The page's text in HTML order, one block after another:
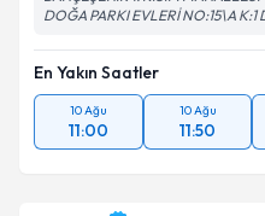
Takvim
DOĞA PARKI EVLERİ NO:15\A K:1
En Yakın Saatler
10 Ağu
11:00
10 Ağu
11:50